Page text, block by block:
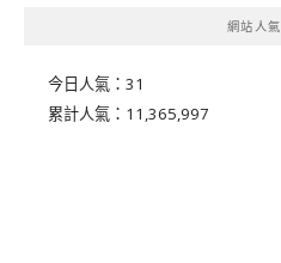
網站人
今日人氣： 31
累計人氣： 11,365,997